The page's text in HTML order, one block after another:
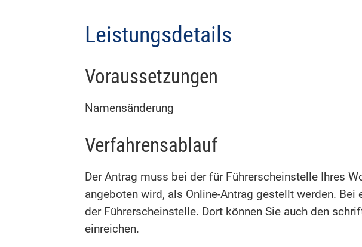
Leistungsdetails
Voraussetzungen
Namensänderung
Verfahrensablauf
Der Antrag muss bei der für Führerscheinstelle Ihres
angeboten wird, als Online-Antrag gestellt werden.
der Führerscheinstelle. Dort können Sie auch den
einreichen.